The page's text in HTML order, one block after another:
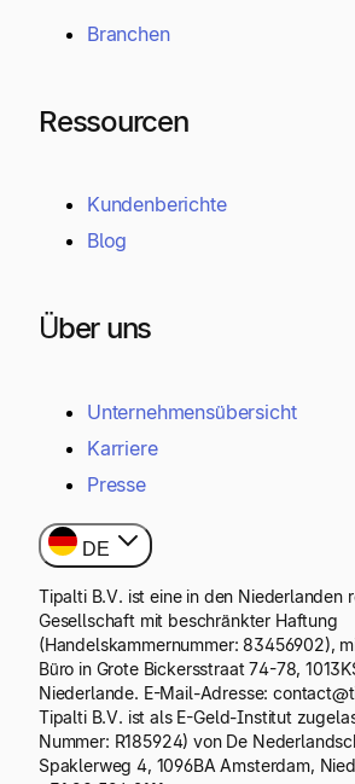
Branchen
Ressourcen
Kundenberichte
Blog
Über uns
Unternehmensübersicht
Karriere
Presse
DE
Tipalti B.V. ist eine in den Niederlanden
Gesellschaft mit beschränkter Haftung
(Handelskammernummer: 83456902),
Büro in Grote Bickersstraat 74-78,
Niederlande. E-Mail-Adresse:
Tipalti B.V. ist als E-Geld-Institut
Nummer: R185924) von De
Spaklerweg 4, 1096BA Amsterdam,